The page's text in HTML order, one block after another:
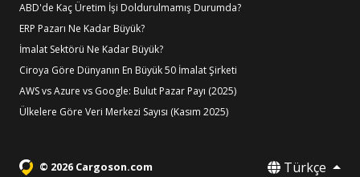
ABD'de Kaç Üretim İşi Doldurulmamış Durumda?
ERP Pazarı Ne Kadar Büyük?
İmalat Sektörü Ne Kadar Büyük?
Ciroya Göre Dünyanın En Büyük 50 İmalat Şirketi
AWS vs Azure vs Google: Bulut Pazar Payı (2025)
Ülkelere Göre Veri Merkezi Sayısı (Kasım 2025)
© 2026 Cargoson.com Türkçe